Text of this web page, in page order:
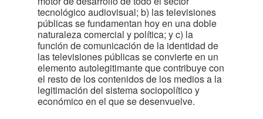
tecnológico audiovisual; b) las televisiones
públicas se fundamentan hoy en una doble
naturaleza comercial y política; y c) la
función de comunicación de la identidad de
las televisiones públicas se convierte en un
elemento autolegitimante que contribuye con
el resto de los contenidos de los medios a la
legitimación del sistema sociopolítico y
económico en el que se desenvuelve.